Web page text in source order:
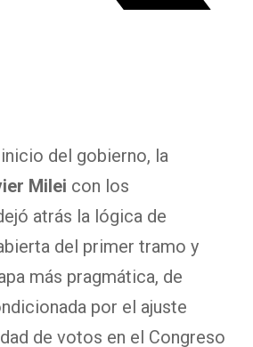
del gobierno, la
Milei con los
atrás la lógica de
del primer tramo y
más pragmática, de
por el ajuste
de votos en el Congreso